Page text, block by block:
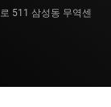
511 삼성동 무역센